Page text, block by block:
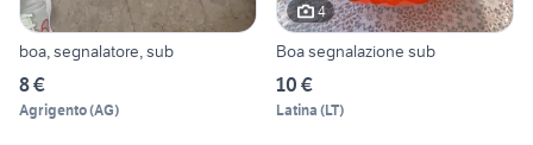
boa, segnalatore, sub
8 €
Agrigento(AG)
4
Boa segnalazione sub
10 €
Latina (LT)